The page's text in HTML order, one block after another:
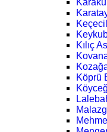
Kılıç
Köprü